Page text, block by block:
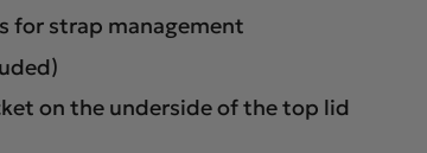
for strap management
on the underside of the top lid